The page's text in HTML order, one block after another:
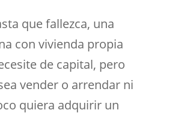
que fallezca, una
con vivienda propia
de capital, pero
vender o arrendar ni
quiera adquirir un